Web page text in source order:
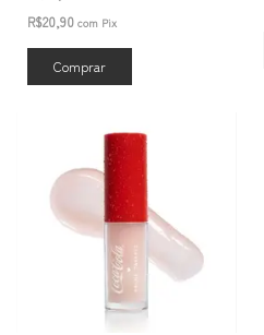
R$20,90 com Pix
Comprar